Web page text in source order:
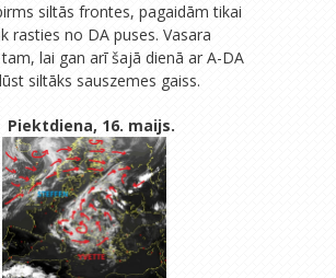
siltās frontes, pagaidām tikai
rasties no DA puses. Vasara
lai gan arī šajā dienā ar A-DA
siltāks sauszemes gaiss.
Piektdiena, 16. maijs.